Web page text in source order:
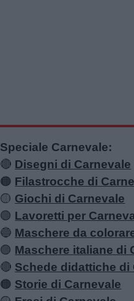
Speciale Carnevale:
🔴 Disegni di Carnevale
🟠 Filastrocche di
🟡 Giochi di Carnevale
🟢 Lavoretti per
🔵 Maschere da
🟣 Maschere italiane di
🔴 Schede didattiche di
🟠 Storie di Carnevale